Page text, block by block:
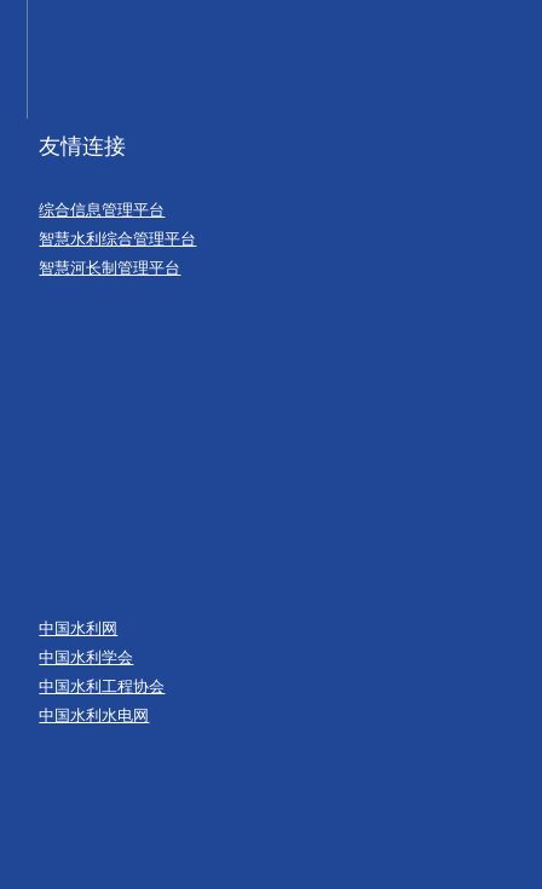
友情连接
综合信息管理平台
智慧水利综合管理平台
智慧河长制管理平台
中国水利网
中国水利学会
中国水利工程协会
中国水利水电网